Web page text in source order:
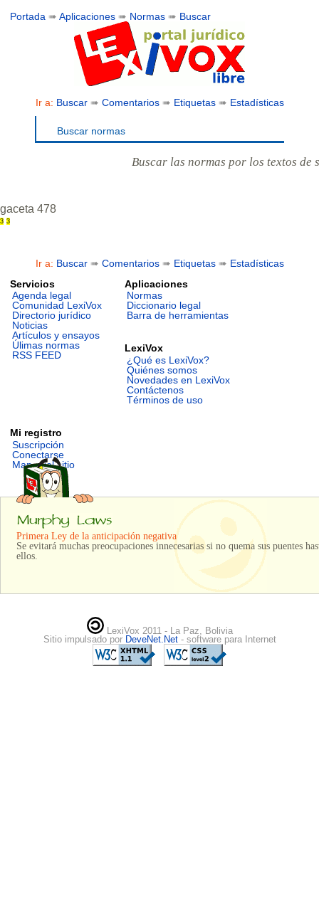
Portada ➠Aplicaciones ➠ Normas ➠ Buscar
Ir a: Buscar➠ Comentarios➠ Etiquetas➠ Estadísticas
Buscar normas
Buscar las normas por los textos de
gaceta 478
3 3
Ir a: Buscar➠ Comentarios➠ Etiquetas➠ Estadísticas
Servicios
Agenda legal
Comunidad LexiVox
Directorio jurídico
Noticias
Artículos y ensayos
Úlimas normas
RSS FEED
Aplicaciones
Normas
Diccionario legal
Barra de herramientas
LexiVox
¿Qué es LexiVox?
Quiénes somos
Novedades en LexiVox
Contáctenos
Términos de uso
Mi registro
Suscripción
Conectarse
Mapa del sitio
Primera Ley de la anticipación negativa
Se evitará muchas preocupaciones innecesarias si no quema sus puentes
ellos.
LexiVox 2011 - La Paz, Bolivia
Sitio impulsado por DeveNet.Net - software para Internet